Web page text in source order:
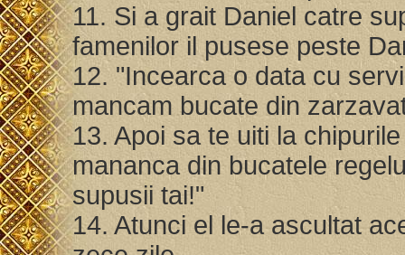
11. Si a grait Daniel catre
famenilor il pusese peste
12. "Incearca o data cu
mancam bucate din
13. Apoi sa te uiti la
mananca din bucatele
supusii tai!"
14. Atunci el le-a ascultat